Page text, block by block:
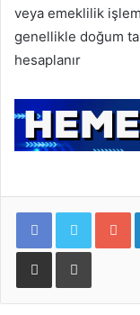
veya emeklilik
genellikle doğum
hesaplanır
Google+
E-Posta ile paylaş Yazdır